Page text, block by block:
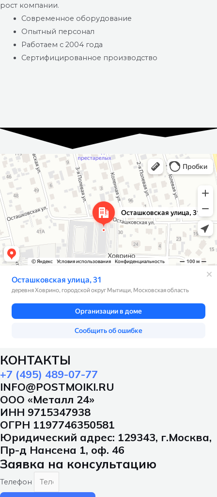
рост компании.
Современное оборудование
Опытный персонал
Работаем с 2004 года
Сертифицированное производство
Москва и Московская область
Осташковская улица, 31 на карте Москвы и Московской области —
Яндекс Карты
КОНТАКТЫ
+7 (495) 489-07-77
INFO@POSTMOIKI.RU
ООО «Металл 24»
ИНН 9715347938
ОГРН 1197746350581
Юридический адрес: 129343, г.Москва,
Пр-д Нансена 1, оф. 46
Заявка на консультацию
Телефон